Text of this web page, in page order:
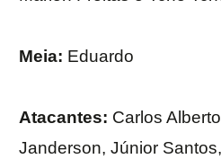
Meia: Eduardo
Atacantes: Carlos
Janderson, Júnior